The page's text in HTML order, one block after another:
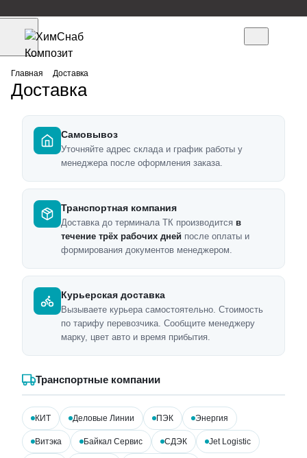
Главная Доставка
Доставка
Самовывоз
Уточняйте адрес склада и график работы у
менеджера после оформления заказа.
Транспортная компания
Доставка до терминала ТК производится в
течение трёх рабочих дней после оплаты и
формирования документов менеджером.
Курьерская доставка
Вызываете курьера самостоятельно. Стоимость
по тарифу перевозчика. Сообщите менеджеру
марку, цвет авто и время прибытия.
Транспортные компании
КИТ Деловые Линии ПЭК Энергия
Витэка Байкал Сервис СДЭК Jet Logistic